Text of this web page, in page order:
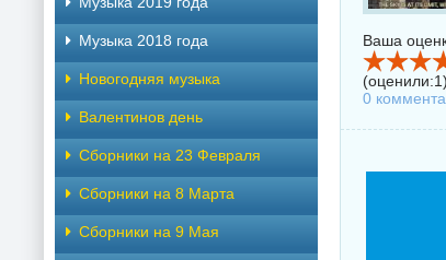
Ваша
(оценили:1)
0
Музыка 2018 года
Новогодняя музыка
Валентинов день
Сборники на 23 Февраля
Сборники на 8 Марта
Сборники на 9 Мая